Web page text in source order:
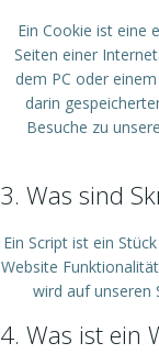
Ein Cookie ist eine
Seiten einer
dem PC oder
darin
Besuche zu
3. Was sind
Ein Script ist ein
Website
wird auf unseren
4. Was ist ein